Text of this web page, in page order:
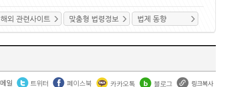
해외 관련사이트 맞춤형 법령정보 법제 동향